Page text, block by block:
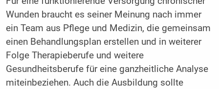
Wunden braucht es seiner Meinung nach immer
ein Team aus Pflege und Medizin, die gemeinsam
einen Behandlungsplan erstellen und in weiterer
Folge Therapieberufe und weitere
Gesundheitsberufe für eine ganzheitliche Analyse
miteinbeziehen. Auch die Ausbildung sollte